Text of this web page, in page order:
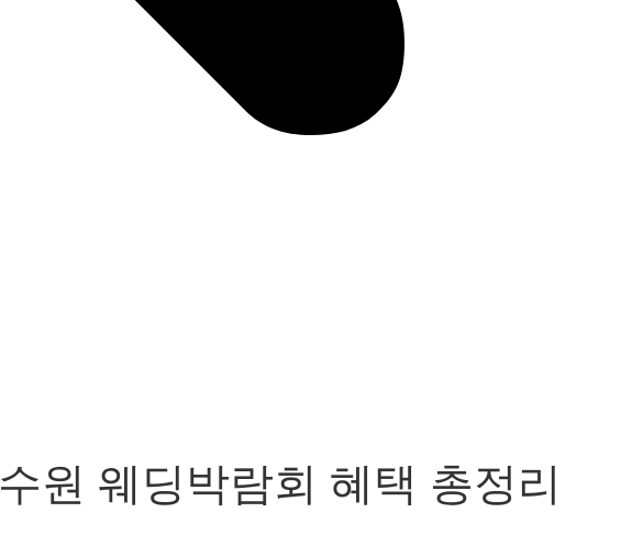
원 웨딩박람회 혜택 총정리